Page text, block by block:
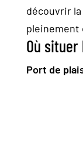
découvrir
pleinement
Où
Port de